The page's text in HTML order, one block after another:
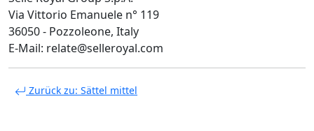
Via Vittorio Emanuele n° 119
36050 - Pozzoleone, Italy
E-Mail: relate@selleroyal.com
Zurück zu: Sättel mittel